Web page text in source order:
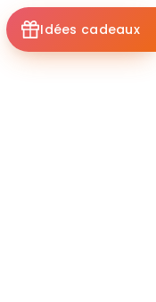
Idées cadeaux